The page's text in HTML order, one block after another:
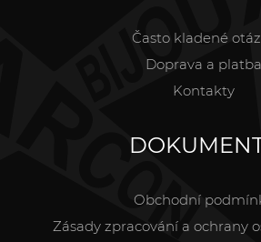
Často kladené
Doprava a platba
Kontakty
Obchodní
Zásady zpracování a ochrany